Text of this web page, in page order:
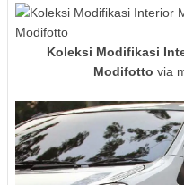
Koleksi Modifikasi
Modifotto via